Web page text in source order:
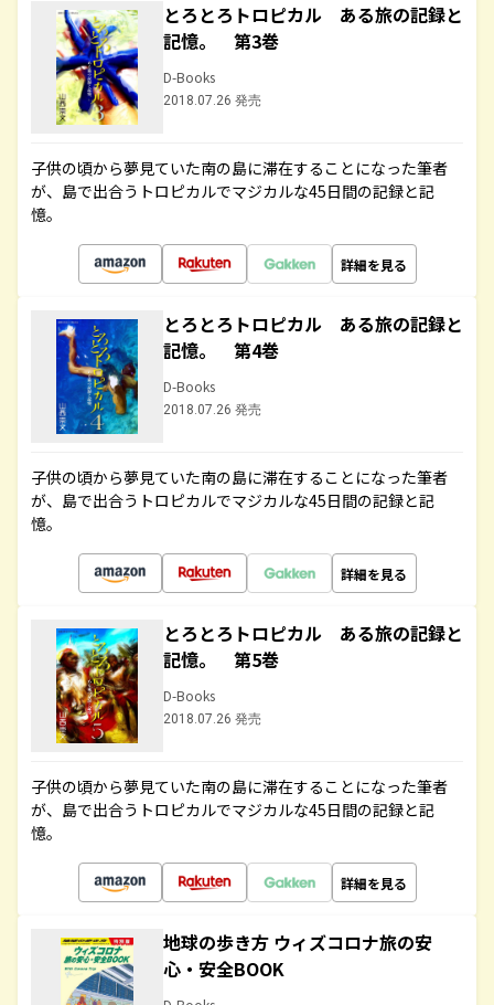
とろとろトロピカル ある旅の記録と
記憶。 第3巻
D-Books
2018.07.26 発売
子供の頃から夢見ていた南の島に滞在することになった筆者
が、島で出合うトロピカルでマジカルな45日間の記録と記
憶。
詳細を見る
とろとろトロピカル ある旅の記録と
記憶。 第4巻
D-Books
2018.07.26 発売
子供の頃から夢見ていた南の島に滞在することになった筆者
が、島で出合うトロピカルでマジカルな45日間の記録と記
憶。
詳細を見る
とろとろトロピカル ある旅の記録と
記憶。 第5巻
D-Books
2018.07.26 発売
子供の頃から夢見ていた南の島に滞在することになった筆者
が、島で出合うトロピカルでマジカルな45日間の記録と記
憶。
詳細を見る
地球の歩き方 ウィズコロナ旅の安
心・安全BOOK